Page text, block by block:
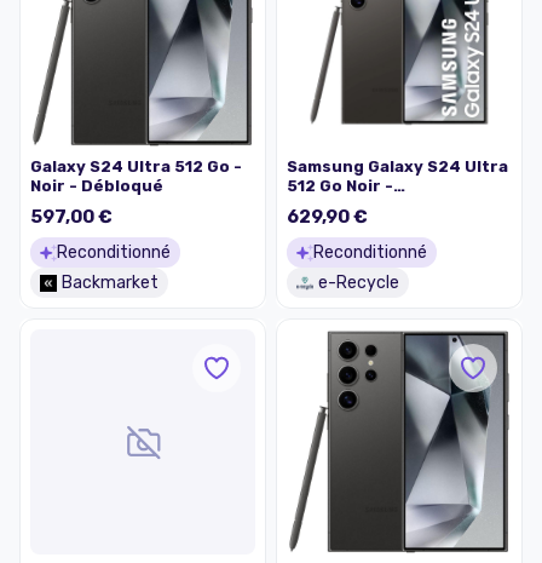
Galaxy S24 Ultra 512 Go -
Noir - Débloqué
597,00 €
Reconditionné
Backmarket
Samsung Galaxy S24 Ultra
512 Go Noir -
Reconditionné en France -
État Bon - Garanti 2 ans
629,90 €
Reconditionné
e-Recycle